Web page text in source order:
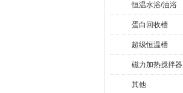
恒温水浴/油浴
蛋白回收槽
超级恒温槽
磁力加热搅拌器
其他